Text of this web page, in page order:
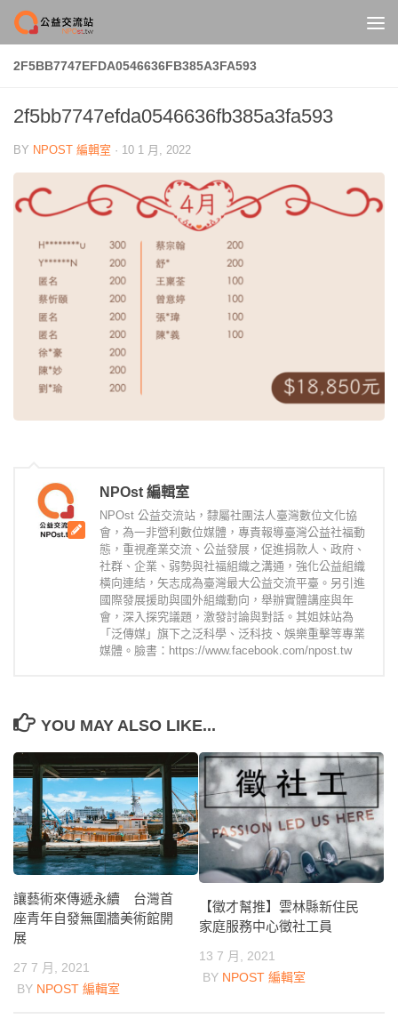
Skip to content
2F5BB7747EFDA0546636FB385A3FA593
2f5bb7747efda0546636fb385a3fa593
BY NPOST 編輯室 · 10 1 月, 2022
NPOst 編輯室
NPOst 公益交流站，隸屬社團法人臺灣數位文化協
會，為一非營利數位媒體，專責報導臺灣公益社福動
態，重視產業交流、公益發展，促進捐款人、政府、
社群、企業、弱勢與社福組織之溝通，強化公益組織
橫向連結，矢志成為臺灣最大公益交流平臺。另引進
國際發展援助與國外組織動向，舉辦實體講座與年
會，深入探究議題，激發討論與對話。其姐妹站為
「泛傳媒」旗下之泛科學、泛科技、娛樂重擊等專業
媒體。臉書：https://www.facebook.com/npost.tw
YOU MAY ALSO LIKE...
讓藝術來傳遞永續 台灣首
座青年自發無圍牆美術館開
展
27 7 月, 2021
BY NPOST 編輯室
【徵才幫推】雲林縣新住民
家庭服務中心徵社工員
13 7 月, 2021
BY NPOST 編輯室